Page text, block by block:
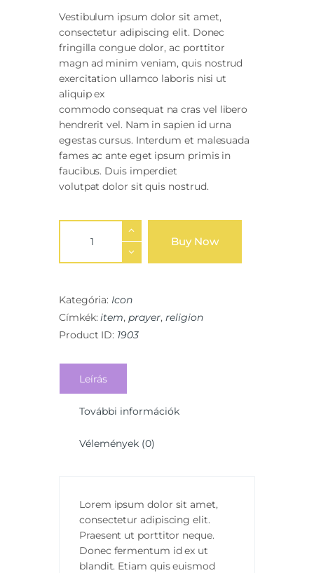
Vestibulum ipsum dolor sit amet,
consectetur adipiscing elit. Donec
fringilla congue dolor, ac porttitor
magn ad minim veniam, quis nostrud
exercitation ullamco laboris nisi ut
aliquip ex
commodo consequat na cras vel libero
hendrerit vel. Nam in sapien id urna
egestas cursus. Interdum et malesuada
fames ac ante eget ipsum primis in
faucibus. Duis imperdiet
volutpat dolor sit quis nostrud.
Buy Now
Kategória: Icon
Címkék:item,prayer,religion
Product ID: 1903
Leírás
További információk
Vélemények (0)
Lorem ipsum dolor sit amet,
consectetur adipiscing elit.
Praesent ut porttitor neque.
Donec fermentum id ex ut
blandit. Etiam quis euismod